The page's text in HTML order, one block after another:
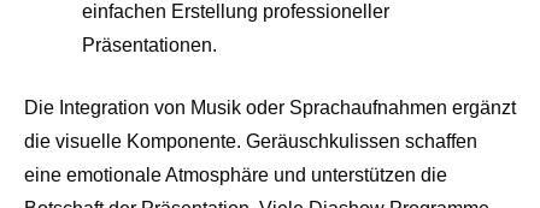
einfachen Erstellung professioneller
Präsentationen.
Die Integration von Musik oder Sprachaufnahmen ergänzt
die visuelle Komponente. Geräuschkulissen schaffen
eine emotionale Atmosphäre und unterstützen die